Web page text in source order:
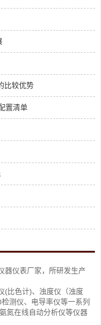
比较优势
置清单
器仪表厂家，所研发生产
(比色计)、 浊度仪（浊度
测仪、 电导率仪等一系列
氨氮在线自动分析仪等仪器